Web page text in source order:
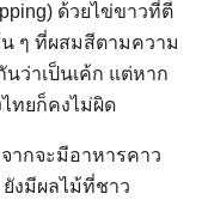
ด้วยไข่ขาวที่ตี
ๆ ที่ผสมสีตามความ
ว่าเป็นเค้ก แต่หาก
ไทยก็คงไม่ผิด
ากจะมีอาหารคาว
งมีผลไม้ที่ชาว